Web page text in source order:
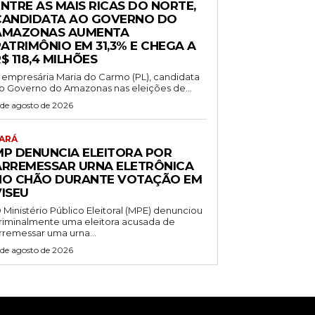
AS MAIS RICAS DO NORTE,
AO GOVERNO DO
AUMENTA
EM 31,3% E CHEGA A
118,4 MILHÕES
empresária Maria do Carmo (PL), candidata
Governo do Amazonas nas eleições de...
agosto de 2026
DENUNCIA ELEITORA POR
URNA ELETRÔNICA
CHÃO DURANTE VOTAÇÃO EM
Ministério Público Eleitoral (MPE) denunciou
uma eleitora acusada de
uma urna...
agosto de 2026